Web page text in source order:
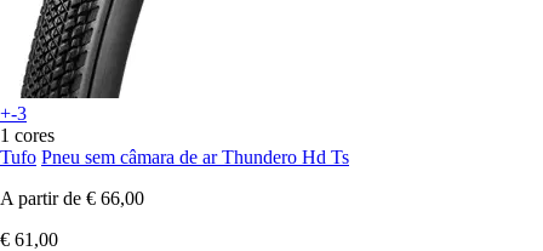
+-3
1 cores
Tufo Pneu sem câmara de ar Thundero Hd Ts
A partir de € 66,00
€ 61,00